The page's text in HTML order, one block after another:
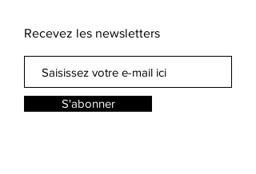
Recevez les newsletters
S'abonner